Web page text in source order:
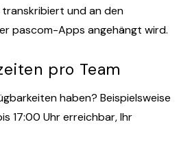
und an den
pascom-Apps angehängt wird.
pro Team
haben? Beispielsweise
17:00 Uhr erreichbar, Ihr